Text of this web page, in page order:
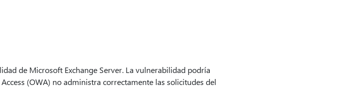
de Microsoft Exchange Server. La vulnerabilidad podría
(OWA) no administra correctamente las solicitudes del